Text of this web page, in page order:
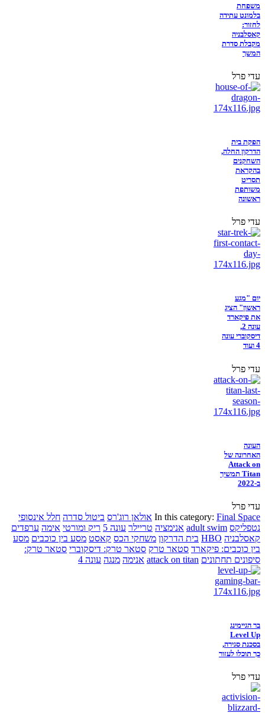
משפחת
בלמונט עתידה
לחזור:
קאסלבניה
מקבלת סדרת
המשך
עדי פרל
הפקת בית
הדרקון החלה,
השחקנים
בהקראת
תסריט
משותפת
ראשונה
עדי פרל
יום "מגע
ראשון" הציג
את פיקארד
עונה 2,
דיסקוברי עונה
4 ועוד
עדי פרל
העונה
האחרונה של
Attack on
Titan תמשיך
ב-2022
עדי פרל
In this category: Final Space אולאן רוג'רס ביטול סדרה חלל אינסופי
נטפליקס adult swim אנימציה טריילר עונה 5 ריק ומורטי אימה ערפדים
קאסלבניה HBO בית הדרקון משחקי הכס קאסט מסע בין כוכבים מסע
בין כוכבים: פיקארד סטאר טרק סטאר טרק: דיסקוברי סטאר טרק:
סיפונים תחתונים attack on titan אנימה מנגה עונה 4
בר הגיימינג
Level Up
בסכנת סגירה,
כך תוכלו לעזור
עדי פרל